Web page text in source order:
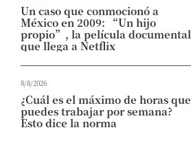
Un caso que conmocionó a
México en 2009: “Un hijo
propio”, la película documental
que llega a Netflix
8/8/2026
¿Cuál es el máximo de horas que
puedes trabajar por semana?
Esto dice la norma